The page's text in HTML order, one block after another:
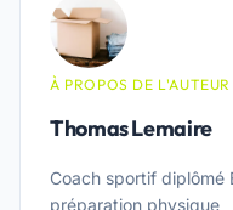
À PROPOS DE L'AUTEUR
Thomas Lemaire
Coach sportif diplômé
préparation physique